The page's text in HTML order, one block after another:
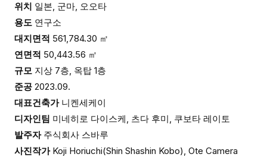
위치 일본, 군마, 오오타
용도 연구소
대지면적 561,784.30 ㎡
연면적 50,443.56 ㎡
규모 지상 7층, 옥탑 1층
준공 2023.09.
대표건축가 니켄세케이
디자인팀 미네히로 다이스케, 츠다 후미, 쿠보타 레이토
발주자 주식회사 스바루
사진작가 Koji Horiuchi(Shin Shashin Kobo), Ote Camera